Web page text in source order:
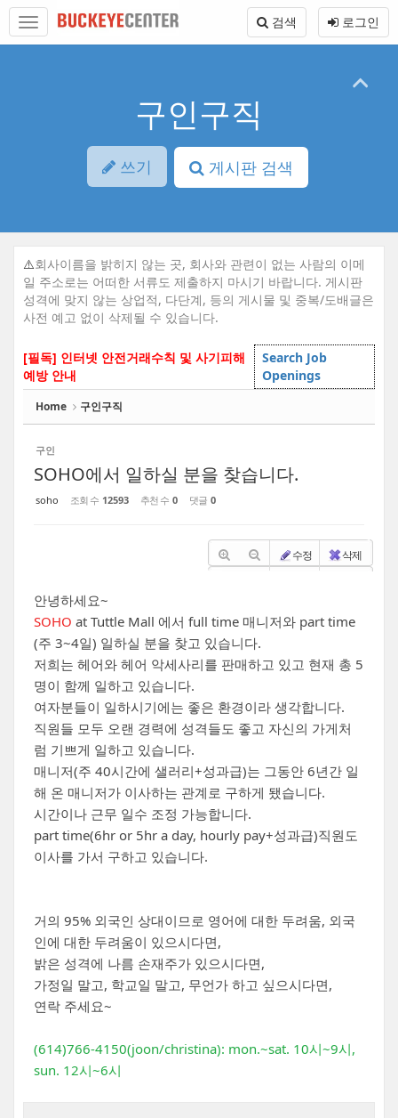
본
바
메
토
로그인
검색
구인구직
쓰기 게시판 검색
⚠️회사이름을 밝히지 않는 곳, 회사와 관련이 없는 사람의 이메
일 주소로는 어떠한 서류도 제출하지 마시기 바랍니다. 게시판
성격에 맞지 않는 상업적, 다단계, 등의 게시물 및 중복/도배글은
사전 예고 없이 삭제될 수 있습니다.
[필독] 인터넷 안전거래수칙 및 사기피해
예방 안내
Search Job
Openings
Home 구인구직
구인
SOHO에서 일하실 분을 찾습니다.
soho 조회 수 12593 추천 수 0 댓글 0
수정 삭제
안녕하세요~
SOHO at Tuttle Mall 에서 full time 매니저와 part time
(주 3~4일) 일하실 분을 찾고 있습니다.
저희는 헤어와 헤어 악세사리를 판매하고 있고 현재 총 5
명이 함께 일하고 있습니다.
여자분들이 일하시기에는 좋은 환경이라 생각합니다.
직원들 모두 오랜 경력에 성격들도 좋고 자신의 가게처
럼 기쁘게 일하고 있습니다.
매니저(주 40시간에 샐러리+성과급)는 그동안 6년간 일
해 온 매니저가 이사하는 관계로 구하게 됐습니다.
시간이나 근무 일수 조정 가능합니다.
part time(6hr or 5hr a day, hourly pay+성과급)직원도
이사를 가서 구하고 있습니다.
거의 95% 외국인 상대이므로 영어에 대한 두려움, 외국
인에 대한 두려움이 있으시다면,
밝은 성격에 나름 손재주가 있으시다면,
가정일 말고, 학교일 말고, 무언가 하고 싶으시다면,
연락 주세요~
(614)766-4150(joon/christina): mon.~sat. 10시~9시,
sun. 12시~6시